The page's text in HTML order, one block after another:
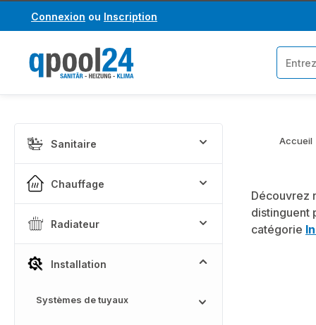
au contenu principal
Passer à la recherche
Connexion ou Inscription
Sanitaire
Chauffage
Radiateur
Installation
Systèmes de tuyaux
Accueil
Découvrez
distinguent
catégorie